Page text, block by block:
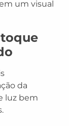
um visual
da
luz bem